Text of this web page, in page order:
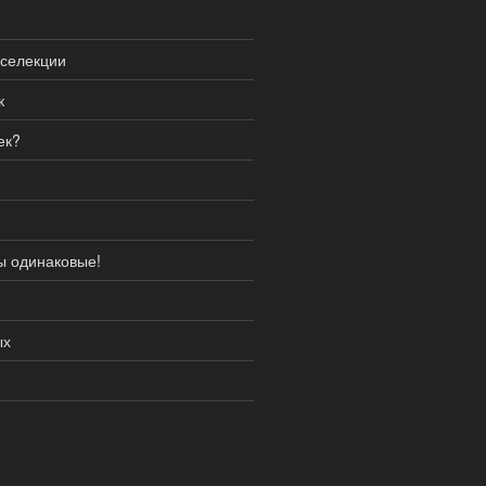
одинаковые!